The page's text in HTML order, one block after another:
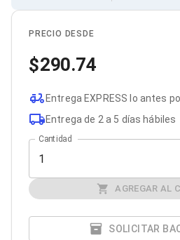
Tapas y Cajas
Pinzas Ponchadoras
Cortadoras de Cable
Cables para Impresoras
Bobinas
Cableado Estructurado
Sujetadores de Cables
Adaptadores
Adaptadores PC
Adaptadores PC USB
Adaptadores PC SATA
Adaptadores PC IDE
PRECIO DESDE
290.74
Entrega EXPRESS lo antes
Entrega de 2 a 5 días hábiles
Cantidad
AGREGAR AL
SOLICITAR